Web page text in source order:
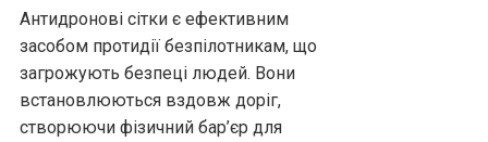
Антидронові сітки є ефективним
засобом протидії безпілотникам, що
загрожують безпеці людей. Вони
встановлюються вздовж доріг,
створюючи фізичний бар’єр для